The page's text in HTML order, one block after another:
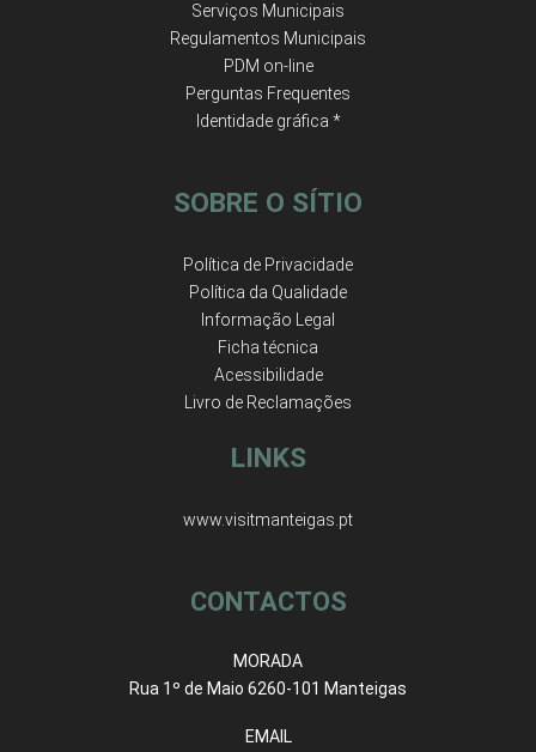
Serviços Municipais
Regulamentos Municipais
PDM on-line
Perguntas Frequentes
Identidade gráfica *
SOBRE O SÍTIO
Política de Privacidade
Política da Qualidade
Informação Legal
Ficha técnica
Acessibilidade
Livro de Reclamações
LINKS
www.visitmanteigas.pt
CONTACTOS
MORADA
Rua 1º de Maio 6260-101 Manteigas
EMAIL